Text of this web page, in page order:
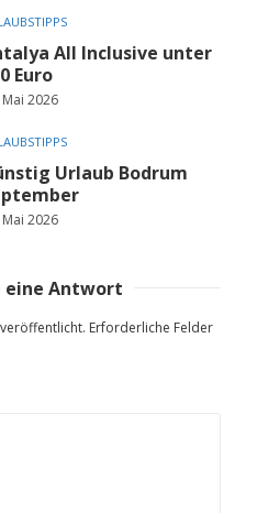
All Inclusive unter
Euro
2026
Urlaub Bodrum
2026
eine Antwort
Erforderliche Felder